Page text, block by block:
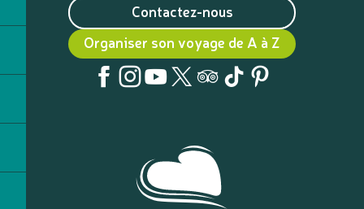
Contactez-nous
Organiser son voyage de A à Z